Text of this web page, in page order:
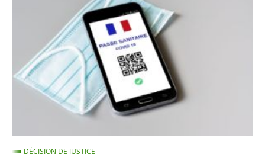
Conseil
d’État
pas
DÉCISION DE JUSTICE